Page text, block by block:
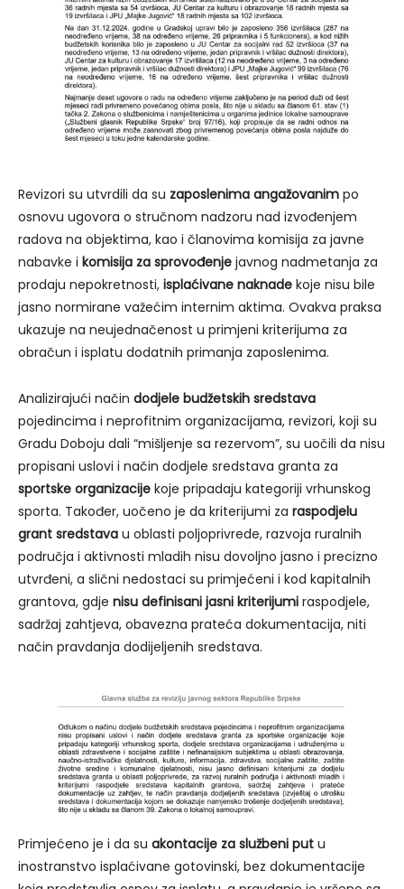
Revizori su utvrdili da su zaposlenima angažovanim po
osnovu ugovora o stručnom nadzoru nad izvođenjem
radova na objektima, kao i članovima komisija za javne
nabavke i komisija za sprovođenje javnog nadmetanja za
prodaju nepokretnosti, isplaćivane naknade koje nisu bile
jasno normirane važećim internim aktima. Ovakva praksa
ukazuje na neujednačenost u primjeni kriterijuma za
obračun i isplatu dodatnih primanja zaposlenima.
Analizirajući način dodjele budžetskih sredstava
pojedincima i neprofitnim organizacijama, revizori, koji su
Gradu Doboju dali “mišljenje sa rezervom”, su uočili da nisu
propisani uslovi i način dodjele sredstava granta za
sportske organizacije koje pripadaju kategoriji vrhunskog
sporta. Također, uočeno je da kriterijumi za raspodjelu
grant sredstava u oblasti poljoprivrede, razvoja ruralnih
područja i aktivnosti mladih nisu dovoljno jasno i precizno
utvrđeni, a slični nedostaci su primjećeni i kod kapitalnih
grantova, gdje nisu definisani jasni kriterijumi raspodjele,
sadržaj zahtjeva, obavezna prateća dokumentacija, niti
način pravdanja dodijeljenih sredstava.
Primjećeno je i da su akontacije za službeni put u
inostranstvo isplaćivane gotovinski, bez dokumentacije